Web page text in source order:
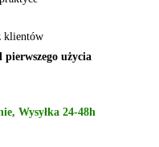
klientów
pierwszego użycia
Wysyłka 24-48h